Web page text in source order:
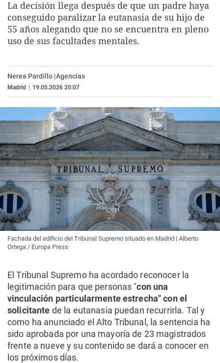
La rosa de los vientos
Gente viajera
Caso
Retornados
Extremadura
Galicia
Virales
Televisión
La decisión llega después de que un padre haya
conseguido paralizar la eutanasia de su hijo de
55 años alegando que no se encuentra en pleno
uso de sus facultades mentales.
Nerea Pardillo |Agencias
Madrid 19.05.2026 20:07
Fachada del edificio del Tribunal Supremo situado en Madrid | Alberto
Ortega / Europa Press
El Tribunal Supremo ha acordado reconocer la
legitimación para que personas "con una
vinculación particularmente estrecha" con el
solicitante de la eutanasia puedan recurrirla. Tal y
como ha anunciado el Alto Tribunal, la sentencia ha
sido aprobada por una mayoría de 23 magistrados
frente a nueve y su contenido se dará a conocer en
los próximos días.